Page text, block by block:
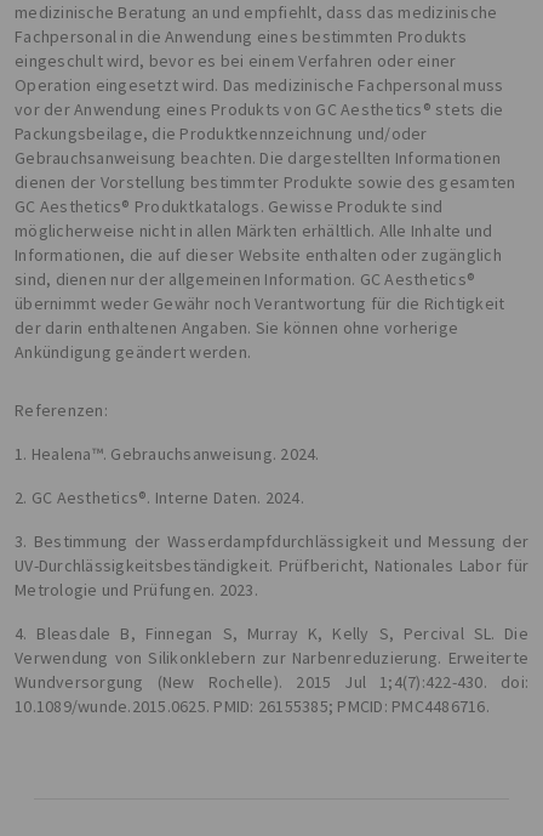
medizinische Beratung an und empfiehlt, dass das medizinische
Fachpersonal in die Anwendung eines bestimmten Produkts
eingeschult wird, bevor es bei einem Verfahren oder einer
Operation eingesetzt wird. Das medizinische Fachpersonal muss
vor der Anwendung eines Produkts von GC Aesthetics® stets die
Packungsbeilage, die Produktkennzeichnung und/oder
Gebrauchsanweisung beachten. Die dargestellten Informationen
dienen der Vorstellung bestimmter Produkte sowie des gesamten
GC Aesthetics® Produktkatalogs. Gewisse Produkte sind
möglicherweise nicht in allen Märkten erhältlich. Alle Inhalte und
Informationen, die auf dieser Website enthalten oder zugänglich
sind, dienen nur der allgemeinen Information. GC Aesthetics®
übernimmt weder Gewähr noch Verantwortung für die Richtigkeit
der darin enthaltenen Angaben. Sie können ohne vorherige
Ankündigung geändert werden.
Referenzen:
1. Healena™. Gebrauchsanweisung. 2024.
2. GC Aesthetics®. Interne Daten. 2024.
3. Bestimmung der Wasserdampfdurchlässigkeit und Messung der
UV-Durchlässigkeitsbeständigkeit. Prüfbericht, Nationales Labor für
Metrologie und Prüfungen. 2023.
4. Bleasdale B, Finnegan S, Murray K, Kelly S, Percival SL. Die
Verwendung von Silikonklebern zur Narbenreduzierung. Erweiterte
Wundversorgung (New Rochelle). 2015 Jul 1;4(7):422-430. doi:
10.1089/wunde.2015.0625. PMID: 26155385; PMCID: PMC4486716.